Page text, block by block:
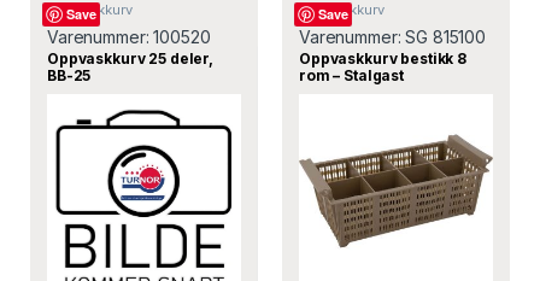
Save
Oppvaskkurv
Varenummer:100520
Oppvaskkurv 25 deler,
BB-25
Save
Oppvaskkurv
Varenummer:SG 815100
Oppvaskkurv bestikk 8
rom – Stalgast